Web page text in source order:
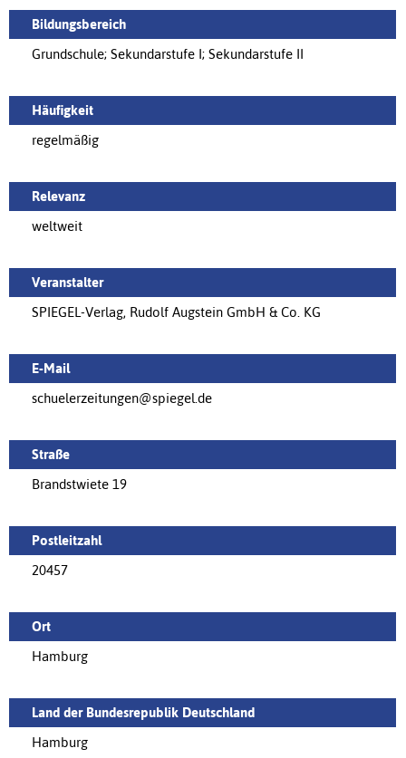
Bildungsbereich
Grundschule; Sekundarstufe I; Sekundarstufe II
Häufigkeit
regelmäßig
Relevanz
weltweit
Veranstalter
SPIEGEL-Verlag, Rudolf Augstein GmbH & Co. KG
E-Mail
schuelerzeitungen@spiegel.de
Straße
Brandstwiete 19
Postleitzahl
20457
Ort
Hamburg
Land der Bundesrepublik Deutschland
Hamburg